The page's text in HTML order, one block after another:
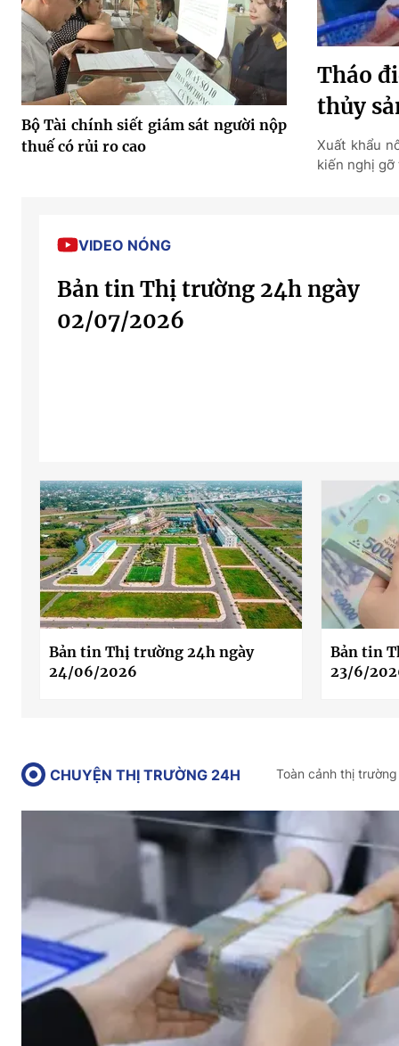
Bộ Tài chính siết giám sát người nộp
thuế có rủi ro cao
Tháo
thủy
Xuất khẩu
kiến nghị gỡ
VIDEO NÓNG
Bản tin Thị trường 24h ngày
02/07/2026
Bản tin Thị trường 24h ngày
24/06/2026
Bản tin
23/6/
CHUYỆN THỊ TRƯỜNG 24H Toàn cảnh thị trường